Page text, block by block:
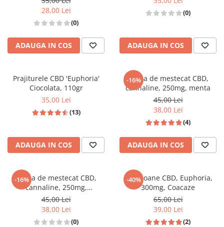
28,00 Lei
(0)
ADAUGA IN COS
(0)
ADAUGA IN COS
Prajiturele CBD 'Euphoria'
Ciocolata, 110gr
35,00 Lei
(13)
ADAUGA IN COS
-16%
Guma de mestecat CBD,
cannaline, 250mg, menta
45,00 Lei
38,00 Lei
(4)
ADAUGA IN COS
-16%
Guma de mestecat CBD,
cannaline, 250mg,
peppermint
45,00 Lei
38,00 Lei
(0)
-40%
Bomboane CBD, Euphoria,
300mg, Coacaze
65,00 Lei
39,00 Lei
(2)